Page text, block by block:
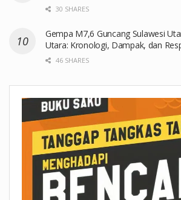
30 SHARES
Gempa M7,6 Guncang Sulawesi
Utara: Kronologi, Dampak, dan
46 SHARES